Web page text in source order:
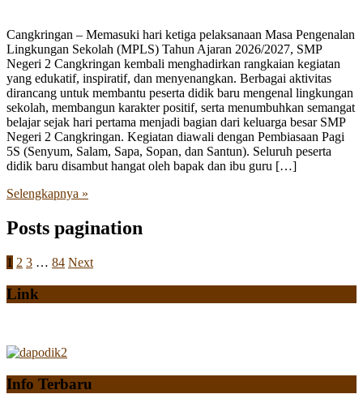
Cangkringan – Memasuki hari ketiga pelaksanaan Masa Pengenalan
Lingkungan Sekolah (MPLS) Tahun Ajaran 2026/2027, SMP
Negeri 2 Cangkringan kembali menghadirkan rangkaian kegiatan
yang edukatif, inspiratif, dan menyenangkan. Berbagai aktivitas
dirancang untuk membantu peserta didik baru mengenal lingkungan
sekolah, membangun karakter positif, serta menumbuhkan semangat
belajar sejak hari pertama menjadi bagian dari keluarga besar SMP
Negeri 2 Cangkringan. Kegiatan diawali dengan Pembiasaan Pagi
5S (Senyum, Salam, Sapa, Sopan, dan Santun). Seluruh peserta
didik baru disambut hangat oleh bapak dan ibu guru […]
Selengkapnya »
Posts pagination
1 2 3 … 84 Next
Link
Info Terbaru